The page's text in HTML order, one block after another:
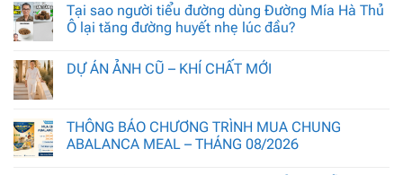
Tại sao người tiểu đường dùng Đường Mía Hà Thủ
Ô lại tăng đường huyết nhẹ lúc đầu?
DỰ ÁN ẢNH CŨ – KHÍ CHẤT MỚI
THÔNG BÁO CHƯƠNG TRÌNH MUA CHUNG
ABALANCA MEAL – THÁNG 08/2026